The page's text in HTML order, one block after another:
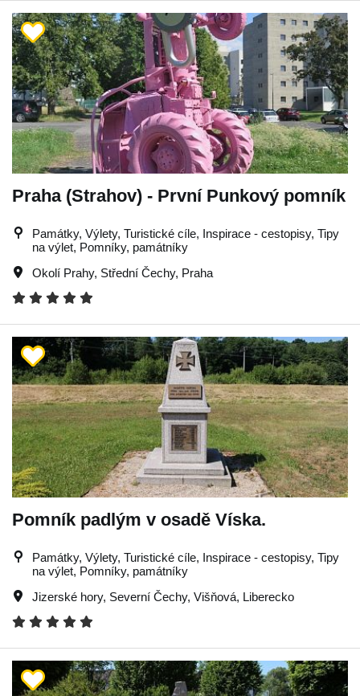
Praha (Strahov) - První Punkový pomník
Památky, Výlety, Turistické cíle, Inspirace - cestopisy, Tipy
na výlet, Pomníky, památníky
Okolí Prahy, Střední Čechy, Praha
Pomník padlým v osadě Víska.
Památky, Výlety, Turistické cíle, Inspirace - cestopisy, Tipy
na výlet, Pomníky, památníky
Jizerské hory, Severní Čechy, Višňová, Liberecko